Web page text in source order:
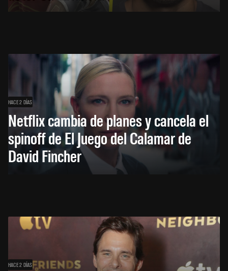
HACE 2 DÍAS
Netflix cambia de planes y cancela el
spinoff de El Juego del Calamar de
David Fincher
HACE 2 DÍAS